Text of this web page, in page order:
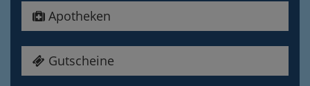
Apotheken
Gutscheine